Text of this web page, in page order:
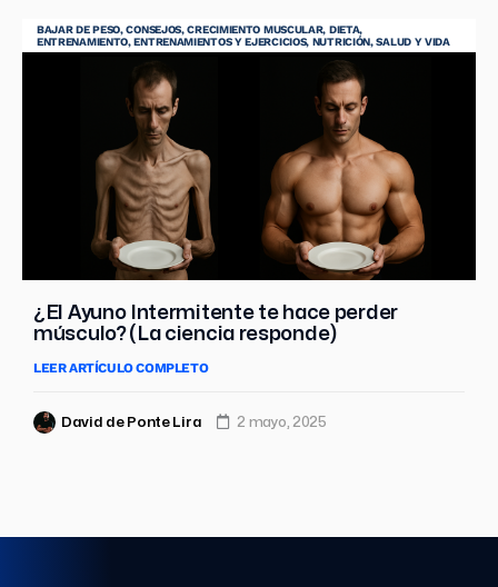
BAJAR DE PESO,CONSEJOS,CRECIMIENTO MUSCULAR, DIETA,
ENTRENAMIENTO,ENTRENAMIENTOS Y EJERCICIOS, NUTRICIÓN,SALUD Y VIDA
¿El Ayuno Intermitente te hace perder
músculo? (La ciencia responde)
LEER ARTÍCULO COMPLETO
David de Ponte Lira 2 mayo, 2025